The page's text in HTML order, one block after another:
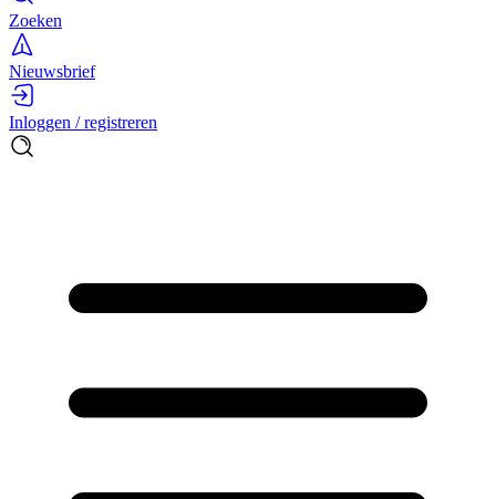
Zoeken
Nieuwsbrief
Inloggen / registreren